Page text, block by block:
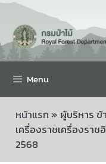
Menu
หน้าแรก » ผู้บริหาร ข้
เครื่องราชเครื่องรา
2568